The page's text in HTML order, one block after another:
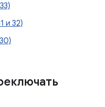
и 32)